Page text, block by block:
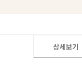
상세보기